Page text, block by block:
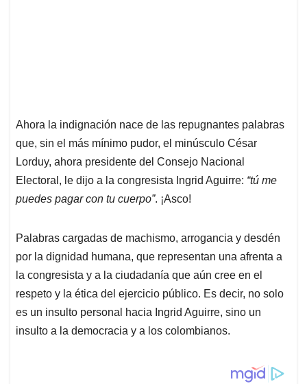
Ahora la indignación nace de las repugnantes palabras
que, sin el más mínimo pudor, el minúsculo César
Lorduy, ahora presidente del Consejo Nacional
Electoral, le dijo a la congresista Ingrid Aguirre: “tú me
puedes pagar con tu cuerpo”. ¡Asco!
Palabras cargadas de machismo, arrogancia y desdén
por la dignidad humana, que representan una afrenta a
la congresista y a la ciudadanía que aún cree en el
respeto y la ética del ejercicio público. Es decir, no solo
es un insulto personal hacia Ingrid Aguirre, sino un
insulto a la democracia y a los colombianos.